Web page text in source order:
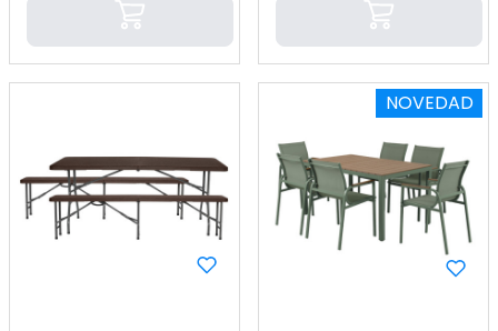
NOVEDAD